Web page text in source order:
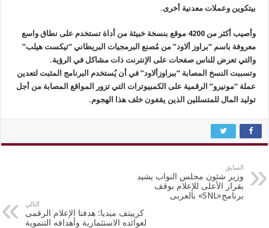
بيتكوين وعملات معدنية أخرى.
وأصيب أكثر من 4200 موقع بنسخة خبيثة من أداة تستخدم على نطاق واسع
معروفة باسم “براوز ألاود” من مُصنع البرمجيات البريطاني “تيكست هيلب”
والتي تعرض للناس صفحات على الإنترنت ذات مشاكل في الرؤية.
وتسببت النسخ المصابة “ببراوزألاود” في أن يُستخدم البرنامج المثبت لتعدين
عملة “مونيرو” الرقمية على الكمبيوترات التي تزور المواقع المصابة من أجل
توليد المال للمتسللين الذين يقفون خلف هذا الهجوم.
السابق
وزير شئون مجلس النواب يشيد
بقرار الأعلى للإعلام بوقف
برنامج«SNL» بالعربى
التالي
كرييتف ميديا: هدفنا الإعلام الرقمى
لعوائده الاستثمارية وأهدافه التنموية